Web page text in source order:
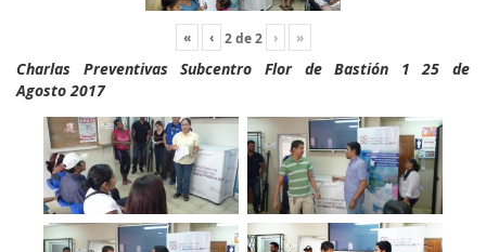
« ‹ 2de2 › »
Charlas Preventivas Subcentro Flor de Bastión 1 25 de
Agosto 2017